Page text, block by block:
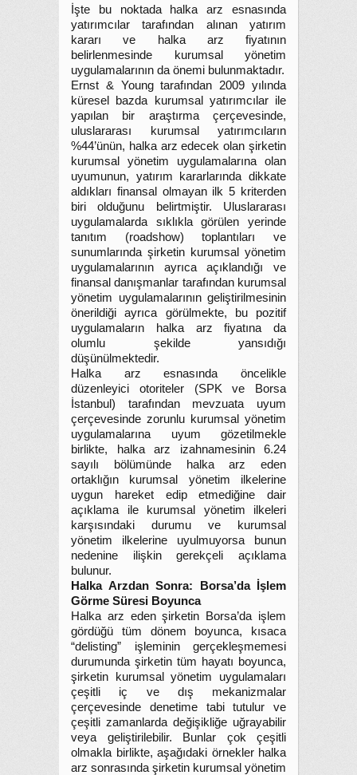
İşte bu noktada halka arz esnasında
yatırımcılar tarafından alınan yatırım
kararı ve halka arz fiyatının
belirlenmesinde kurumsal yönetim
uygulamalarının da önemi bulunmaktadır.
Ernst & Young tarafından 2009 yılında
küresel bazda kurumsal yatırımcılar ile
yapılan bir araştırma çerçevesinde,
uluslararası kurumsal yatırımcıların
%44’ünün, halka arz edecek olan şirketin
kurumsal yönetim uygulamalarına olan
uyumunun, yatırım kararlarında dikkate
aldıkları finansal olmayan ilk 5 kriterden
biri olduğunu belirtmiştir. Uluslararası
uygulamalarda sıklıkla görülen yerinde
tanıtım (roadshow) toplantıları ve
sunumlarında şirketin kurumsal yönetim
uygulamalarının ayrıca açıklandığı ve
finansal danışmanlar tarafından kurumsal
yönetim uygulamalarının geliştirilmesinin
önerildiği ayrıca görülmekte, bu pozitif
uygulamaların halka arz fiyatına da
olumlu şekilde yansıdığı
düşünülmektedir.
Halka arz esnasında öncelikle
düzenleyici otoriteler (SPK ve Borsa
İstanbul) tarafından mevzuata uyum
çerçevesinde zorunlu kurumsal yönetim
uygulamalarına uyum gözetilmekle
birlikte, halka arz izahnamesinin 6.24
sayılı bölümünde halka arz eden
ortaklığın kurumsal yönetim ilkelerine
uygun hareket edip etmediğine dair
açıklama ile kurumsal yönetim ilkeleri
karşısındaki durumu ve kurumsal
yönetim ilkelerine uyulmuyorsa bunun
nedenine ilişkin gerekçeli açıklama
bulunur.
Halka Arzdan Sonra: Borsa’da İşlem
Görme Süresi Boyunca
Halka arz eden şirketin Borsa’da işlem
gördüğü tüm dönem boyunca, kısaca
“delisting” işleminin gerçekleşmemesi
durumunda şirketin tüm hayatı boyunca,
şirketin kurumsal yönetim uygulamaları
çeşitli iç ve dış mekanizmalar
çerçevesinde denetime tabi tutulur ve
çeşitli zamanlarda değişikliğe uğrayabilir
veya geliştirilebilir. Bunlar çok çeşitli
olmakla birlikte, aşağıdaki örnekler halka
arz sonrasında şirketin kurumsal yönetim